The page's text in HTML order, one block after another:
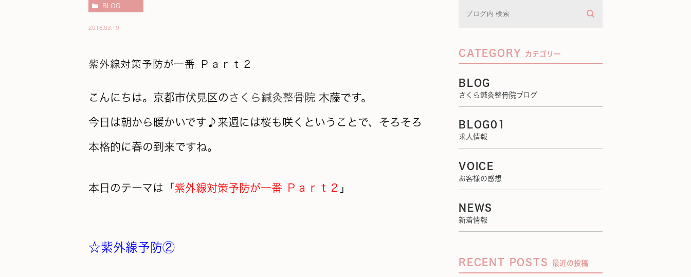
BLOG
2016.03.19
紫外線対策予防が一番 Ｐａｒｔ２
こんにちは。京都市伏見区の さくら鍼灸整骨院 木藤です。
今日は朝から暖かいです♪来週には桜も咲くということで、そろそろ
本格的に春の到来ですね。
本日のテーマは「 紫外線対策予防が一番 Ｐａｒｔ２ 」
☆紫外線予防②
CATEGORY カテゴリー
BLOG
さくら鍼灸整骨院ブログ
BLOG01
求人情報
VOICE
お客様の感想
NEWS
新着情報
RECENT POSTS 最近の投稿